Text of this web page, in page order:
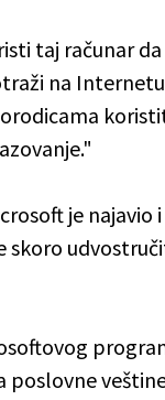
taj računar
na
je
skoro
poslovne